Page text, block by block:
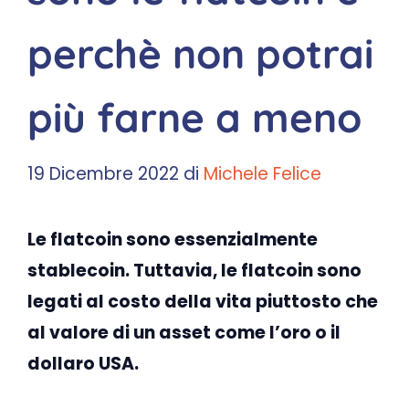
perchè non potrai
più farne a meno
19 Dicembre 2022 di Michele Felice
Le flatcoin sono essenzialmente
stablecoin. Tuttavia, le flatcoin sono
legati al costo della vita piuttosto che
al valore di un asset come l’oro o il
dollaro USA.